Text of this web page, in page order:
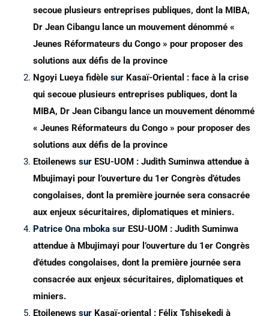
secoue plusieurs entreprises publiques, dont la MIBA,
Dr Jean Cibangu lance un mouvement dénommé «
Jeunes Réformateurs du Congo » pour proposer des
solutions aux défis de la province
Ngoyi Lueya fidèle sur Kasaï-Oriental : face à la crise
qui secoue plusieurs entreprises publiques, dont la
MIBA, Dr Jean Cibangu lance un mouvement dénommé
« Jeunes Réformateurs du Congo » pour proposer des
solutions aux défis de la province
Etoilenews sur ESU-UOM : Judith Suminwa attendue à
Mbujimayi pour l’ouverture du 1er Congrès d’études
congolaises, dont la première journée sera consacrée
aux enjeux sécuritaires, diplomatiques et miniers.
Patrice Ona mboka sur ESU-UOM : Judith Suminwa
attendue à Mbujimayi pour l’ouverture du 1er Congrès
d’études congolaises, dont la première journée sera
consacrée aux enjeux sécuritaires, diplomatiques et
miniers.
Etoilenews sur Kasaï-oriental : Félix Tshisekedi à